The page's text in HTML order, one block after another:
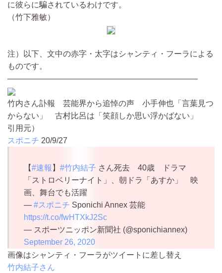
に彼らに騙されているわけです。
（竹下雅敏）
注）以下、文中の赤字・太字はシャンティ・フーラによる
ものです。
————————————————————————
竹内さん訃報 芸能界から追悼の声 小手伸也「言葉見つ
からない」 古村比呂は「笑顔しか思い浮かばない」
引用元）
スポニチ 20/9/27
【#速報 】 #竹内結子 さん死去 40歳 ドラマ
「ストロベリーナイト」、朝ドラ「あすか」 映
画、舞台でも活躍
― #スポニチ Sponichi Annex 芸能
https://t.co/fwHTXkJ2Sc
— スポーツニッポン新聞社 (@sponichiannex)
September 26, 2020
画像はシャンティ・フーラがツイートに差し替え
竹内結子さん